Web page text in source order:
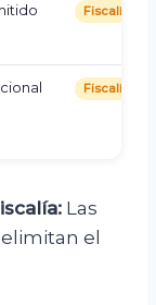
Fiscalía
Fiscalías
Las
el